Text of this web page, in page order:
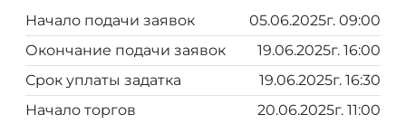
Начало подачи заявок
05.06.2025г. 09:00
Окончание подачи заявок
19.06.2025г. 16:00
Срок уплаты задатка
19.06.2025г. 16:30
Начало торгов
20.06.2025г. 11:00